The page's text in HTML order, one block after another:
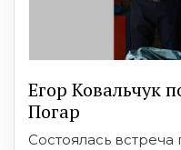
Егор Ковальчук
Погар
Состоялась